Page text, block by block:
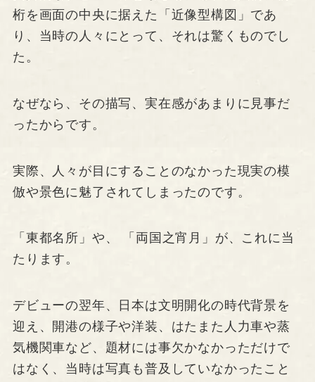
桁を画面の中央に据えた「近像型構図」であ
り、当時の人々にとって、それは驚くものでし
た。
なぜなら、その描写、実在感があまりに見事だ
ったからです。
実際、人々が目にすることのなかった現実の模
倣や景色に魅了されてしまったのです。
「東都名所」や、 「両国之宵月」が、これに当
たります。
デビューの翌年、日本は文明開化の時代背景を
迎え、開港の様子や洋装、はたまた人力車や蒸
気機関車など、題材には事欠かなかっただけで
はなく、当時は写真も普及していなかったこと